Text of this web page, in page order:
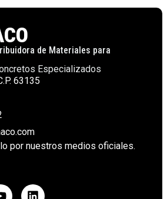
de Materiales para
Especializados
63135
por nuestros medios oficiales.